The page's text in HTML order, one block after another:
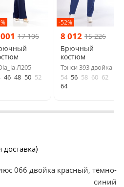
17 106
Л205
46 48 50 52
-52%
8 012 15 226
Брючный
костюм
Тэнси 393 двойка
54 56 58 60 62
64
066 двойка красный, тёмно-
синий